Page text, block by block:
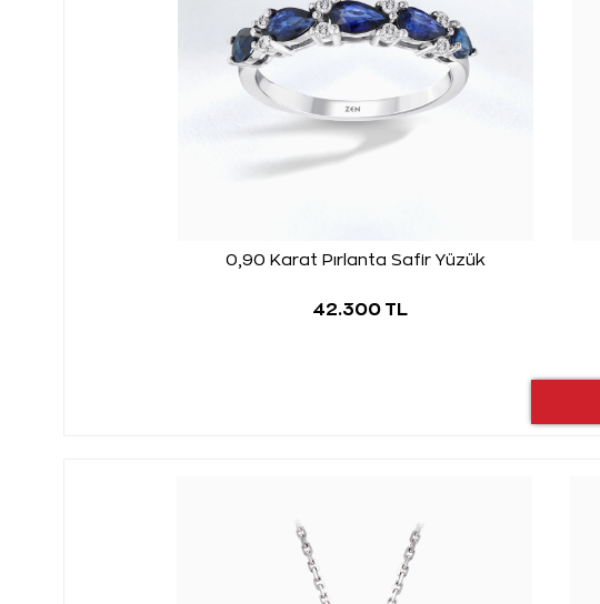
0,90 Karat Pırlanta Safir Yüzük
42.300 TL